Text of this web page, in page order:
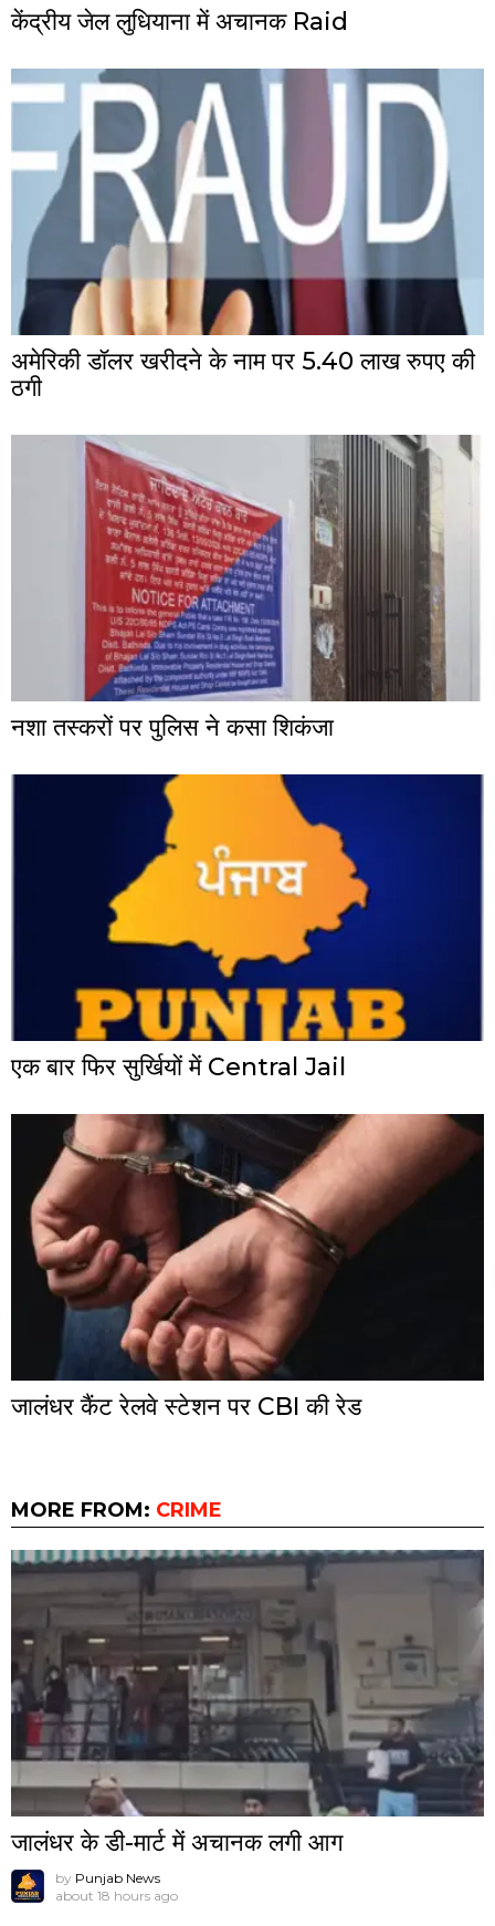
केंद्रीय जेल लुधियाना में अचानक Raid
अमेरिकी डॉलर खरीदने के नाम पर 5.40 लाख रुपए की
ठगी
नशा तस्करों पर पुलिस ने कसा शिकंजा
एक बार फिर सुर्खियों में Central Jail
जालंधर कैंट रेलवे स्टेशन पर CBI की रेड
MORE FROM: CRIME
जालंधर के डी-मार्ट में अचानक लगी आग
by Punjab News
about 18 hours ago